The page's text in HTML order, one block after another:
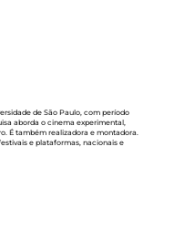
de São Paulo, com período
aborda o cinema experimental,
É também realizadora e montadora.
e plataformas, nacionais e